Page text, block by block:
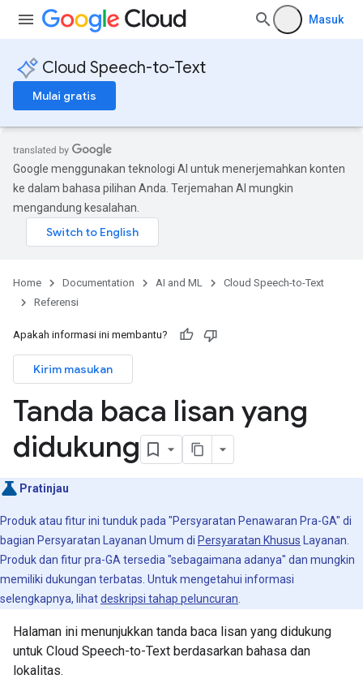
Masuk
Cloud Speech-to-Text
Mulai gratis
Google menggunakan teknologi AI untuk menerjemahkan konten
ke dalam bahasa pilihan Anda. Terjemahan AI mungkin
mengandung kesalahan.
Home Documentation AI and ML
Cloud Speech-to-Text
Referensi
Apakah informasi ini membantu?
Kirim masukan
Tanda baca lisan yang
didukung
Pratinjau
Produk atau fitur ini tunduk pada "Persyaratan Penawaran Pra-GA" di
bagian Persyaratan Layanan Umum di Persyaratan Khusus Layanan.
Produk dan fitur pra-GA tersedia "sebagaimana adanya" dan mungkin
memiliki dukungan terbatas. Untuk mengetahui informasi
selengkapnya, lihatdeskripsi tahap peluncuran
Halaman ini menunjukkan tanda baca lisan yang didukung
untuk Cloud Speech-to-Text berdasarkan bahasa dan
lokalitas.